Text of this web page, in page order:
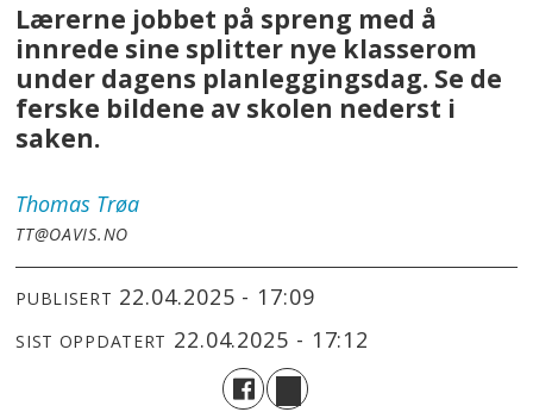
Lærerne jobbet på spreng med å
innrede sine splitter nye klasserom
under dagens planleggingsdag. Se de
ferske bildene av skolen nederst i
saken.
Thomas Trøa
TT@OAVIS.NO
PUBLISERT 22.04.2025 - 17:09
SIST OPPDATERT 22.04.2025 - 17:12